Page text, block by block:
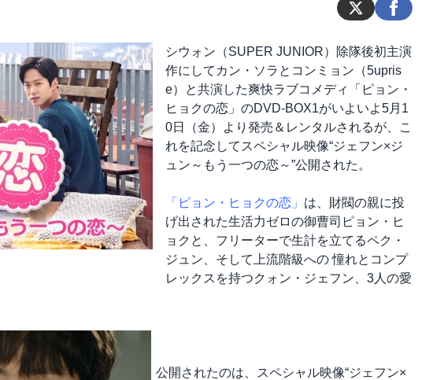
シウォン（SUPER JUNIOR）除隊後初主演
作にしてカン・ソラとコンミョン（5upris
e）と共演した爽快ラブコメディ「ピョン・
ヒョクの恋」のDVD-BOX1がいよいよ5月1
0日（金）より発売＆レンタルされるが、こ
れを記念してスペシャル映像“ジェフン×ジ
ュン～もう一つの恋～”公開された。
「ピョン・ヒョクの恋」 は、財閥の親に投
げ出された生活力ゼロの御曹司ピョン・ヒ
ョクと、フリーターで生計を立てるペク・
ジュン、そして上流階級への 憧れとコンプ
レックスを持つクォン・ジェフン、3人の愛
公開されたのは、スペシャル映像“ジェフン×